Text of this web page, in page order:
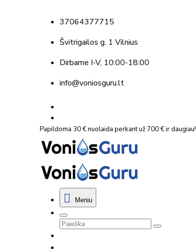
37064377715
Švitrigailos g. 1 Vilnius
Dirbame I-V, 10:00-18:00
info@voniosguru.lt
Papildoma 30 € nuolaida perkant už 700 € ir daugiau!
Meniu